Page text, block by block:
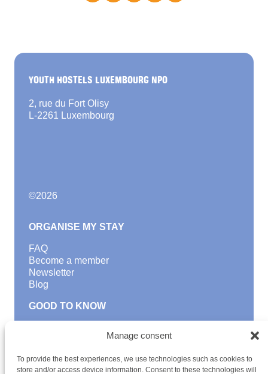
Manage consent
To provide the best experiences, we use technologies such as cookies to
store and/or access device information. Consent to these technologies will
YOUTH HOSTELS LUXEMBOURG NPO
2, rue du Fort Olisy
L-2261 Luxembourg
©2026
ORGANISE MY STAY
FAQ
Become a member
Newsletter
Blog
GOOD TO KNOW
Teambuilding